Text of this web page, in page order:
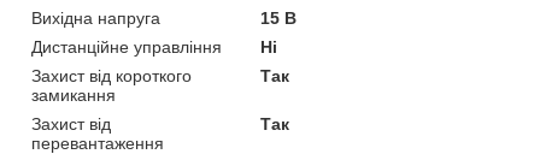
Вихідна напруга
15 В
Дистанційне управління
Ні
Захист від короткого
замикання
Так
Захист від
перевантаження
Так